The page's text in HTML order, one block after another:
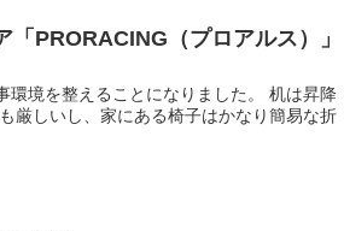
PRORACING（プロアルス）」
環境を整えることになりました。 机は昇降
厳しいし、家にある椅子はかなり簡易な折